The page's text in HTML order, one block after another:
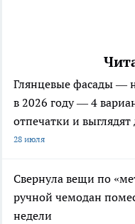
Глянцевые фасады —
в 2026 году — 4
отпечатки и выглядят
28 июля
Свернула вещи по
ручной чемодан
недели